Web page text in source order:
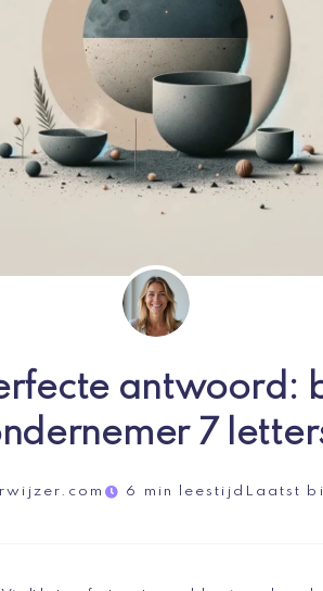
antwoord:
7
6 min leestijd Laatst